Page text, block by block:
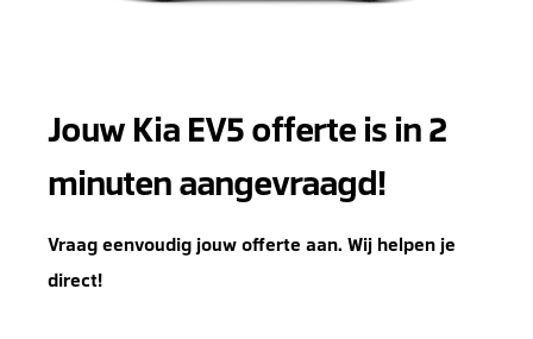
Jouw Kia EV5 offerte is in 2
minuten aangevraagd!
Vraag eenvoudig jouw offerte aan. Wij helpen je
direct!